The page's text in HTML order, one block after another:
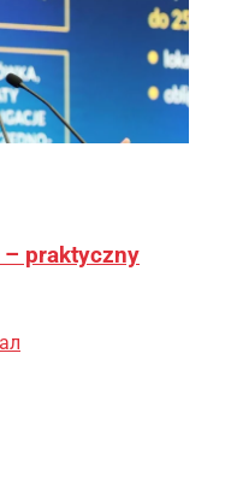
– praktyczny